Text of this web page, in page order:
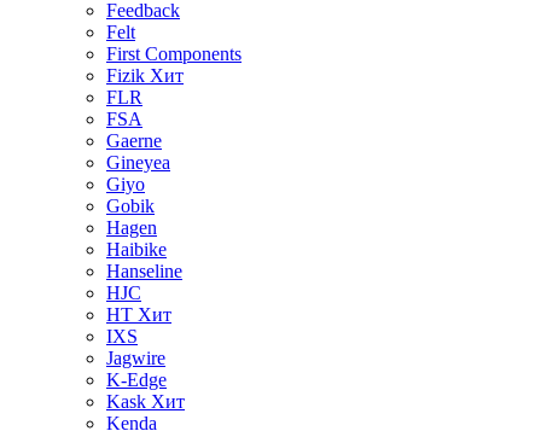
Feedback
Felt
First Components
Fizik Хит
FLR
FSA
Gaerne
Gineyea
Giyo
Gobik
Hagen
Haibike
Hanseline
HJC
HT Хит
IXS
Jagwire
K-Edge
Kask Хит
Kenda